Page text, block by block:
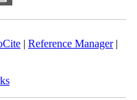
|Reference Manager